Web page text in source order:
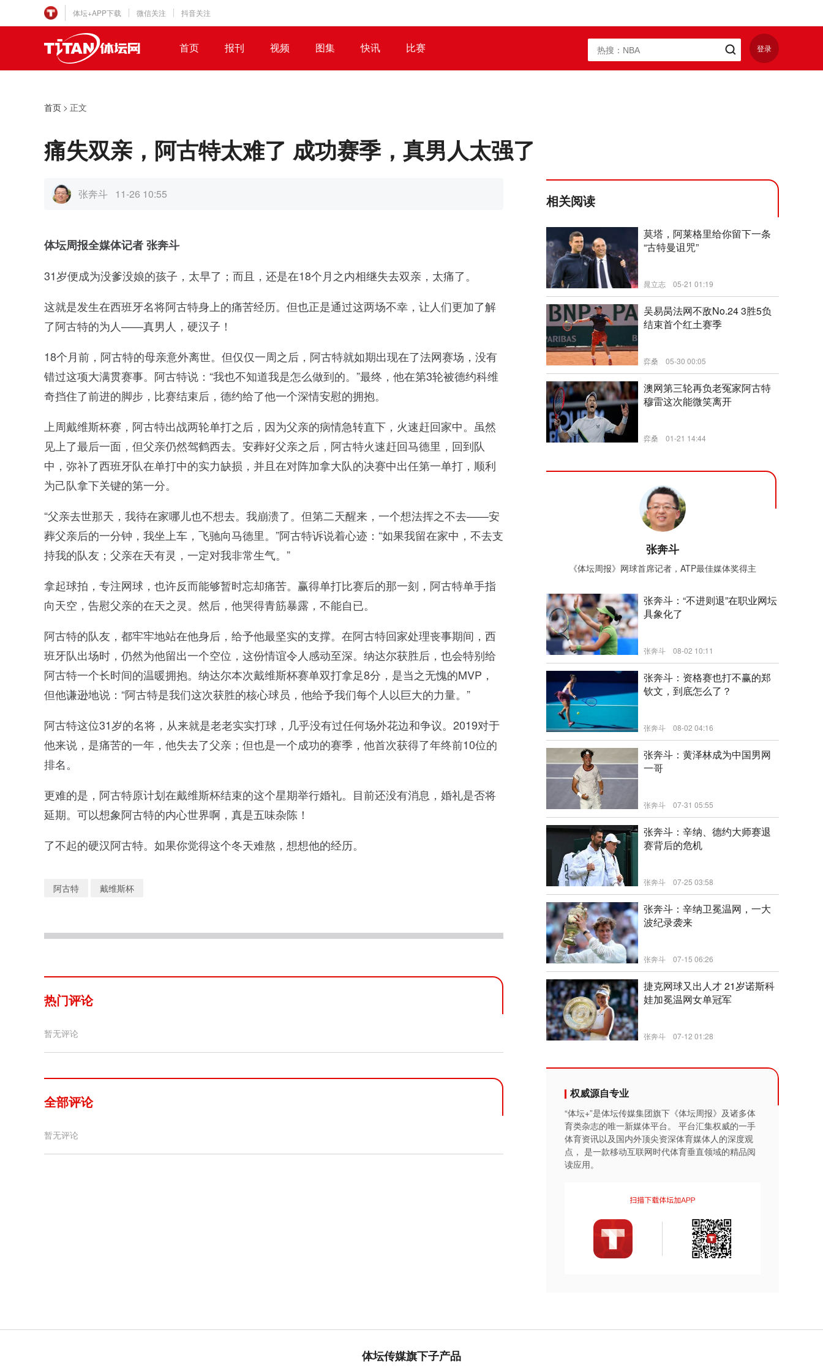
体坛+APP下载 微信关注 抖音关注
首页 报刊 视频 图集 快讯 比赛 登录
首页 > 正文
痛失双亲，阿古特太难了 成功赛季，真男人太强了
张奔斗 11-26 10:55
体坛周报全媒体记者 张奔斗
31岁便成为没爹没娘的孩子，太早了；而且，还是在18个月之内相继失去双亲，太痛了。
这就是发生在西班牙名将阿古特身上的痛苦经历。但也正是通过这两场不幸，让人们更加了解
了阿古特的为人——真男人，硬汉子！
18个月前，阿古特的母亲意外离世。但仅仅一周之后，阿古特就如期出现在了法网赛场，没有
错过这项大满贯赛事。阿古特说：“我也不知道我是怎么做到的。”最终，他在第3轮被德约科维
奇挡住了前进的脚步，比赛结束后，德约给了他一个深情安慰的拥抱。
上周戴维斯杯赛，阿古特出战两轮单打之后，因为父亲的病情急转直下，火速赶回家中。虽然
见上了最后一面，但父亲仍然驾鹤西去。安葬好父亲之后，阿古特火速赶回马德里，回到队
中，弥补了西班牙队在单打中的实力缺损，并且在对阵加拿大队的决赛中出任第一单打，顺利
为己队拿下关键的第一分。
“父亲去世那天，我待在家哪儿也不想去。我崩溃了。但第二天醒来，一个想法挥之不去——安
葬父亲后的一分钟，我坐上车，飞驰向马德里。”阿古特诉说着心迹：“如果我留在家中，不去支
持我的队友；父亲在天有灵，一定对我非常生气。”
拿起球拍，专注网球，也许反而能够暂时忘却痛苦。赢得单打比赛后的那一刻，阿古特单手指
向天空，告慰父亲的在天之灵。然后，他哭得青筋暴露，不能自已。
阿古特的队友，都牢牢地站在他身后，给予他最坚实的支撑。在阿古特回家处理丧事期间，西
班牙队出场时，仍然为他留出一个空位，这份情谊令人感动至深。纳达尔获胜后，也会特别给
阿古特一个长时间的温暖拥抱。纳达尔本次戴维斯杯赛单双打拿足8分，是当之无愧的MVP，
但他谦逊地说：“阿古特是我们这次获胜的核心球员，他给予我们每个人以巨大的力量。”
阿古特这位31岁的名将，从来就是老老实实打球，几乎没有过任何场外花边和争议。2019对于
他来说，是痛苦的一年，他失去了父亲；但也是一个成功的赛季，他首次获得了年终前10位的
排名。
更难的是，阿古特原计划在戴维斯杯结束的这个星期举行婚礼。目前还没有消息，婚礼是否将
延期。可以想象阿古特的内心世界啊，真是五味杂陈！
了不起的硬汉阿古特。如果你觉得这个冬天难熬，想想他的经历。
阿古特 戴维斯杯
热门评论
暂无评论
全部评论
暂无评论
相关阅读
新闻
莫塔，阿莱格里给你留下一条
“古特曼诅咒”
晁立志 05-21 01:19
新闻
吴易昺法网不敌No.24 3胜5负
结束首个红土赛季
弈桑 05-30 00:05
澳网第三轮再负老冤家阿古特
穆雷这次能微笑离开
弈桑 01-21 14:44
张奔斗
《体坛周报》网球首席记者，ATP最佳媒体奖得主
新闻
张奔斗：“不进则退”在职业网坛
具象化了
张奔斗 08-02 10:11
新闻
张奔斗：资格赛也打不赢的郑
钦文，到底怎么了？
张奔斗 08-02 04:16
新闻
张奔斗：黄泽林成为中国男网
一哥
张奔斗 07-31 05:55
新闻
张奔斗：辛纳、德约大师赛退
赛背后的危机
张奔斗 07-25 03:58
新闻
张奔斗：辛纳卫冕温网，一大
波纪录袭来
张奔斗 07-15 06:26
捷克网球又出人才 21岁诺斯科
娃加冕温网女单冠军
张奔斗 07-12 01:28
权威源自专业
“体坛+”是体坛传媒集团旗下《体坛周报》及诸多体
育类杂志的唯一新媒体平台。 平台汇集权威的一手
体育资讯以及国内外顶尖资深体育媒体人的深度观
点， 是一款移动互联网时代体育垂直领域的精品阅
读应用。
体坛传媒旗下子产品